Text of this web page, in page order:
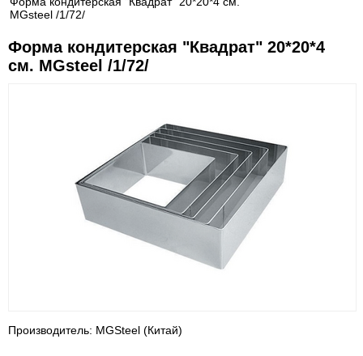
MGsteel /1/72/
Форма кондитерская "Квадрат" 20*20*4
см. MGsteel /1/72/
Производитель: MGSteel (Китай)